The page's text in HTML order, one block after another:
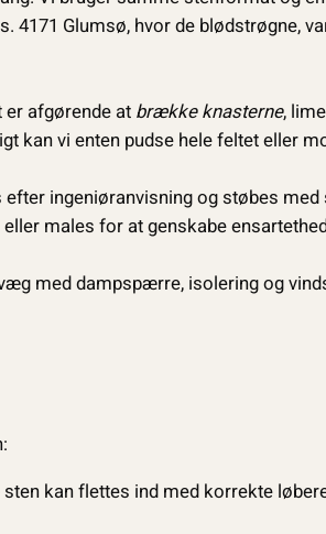
Glumsø, hvor de blødstrøgne,
afgørende at brække knasterne,
kan vi enten pudse hele feltet eller
ingeniør­anvisning og støbes
males for at genskabe
med dampspærre, isolering og
sten kan flettes ind med korrekte